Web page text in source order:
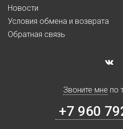
Новости
Условия обмена и возврата
Обратная связь
Звоните мне по
+7 960